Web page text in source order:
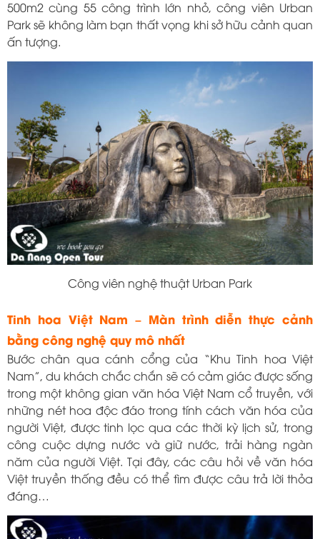
500m2 cùng 55 công trình lớn nhỏ, công viên Urban
Park sẽ không làm bạn thất vọng khi sở hữu cảnh quan
ấn tượng.
Công viên nghệ thuật Urban Park
Tinh hoa Việt Nam – Màn trình diễn thực cảnh
bằng công nghệ quy mô nhất
Bước chân qua cánh cổng của “Khu Tinh hoa Việt
Nam”, du khách chắc chắn sẽ có cảm giác được sống
trong một không gian văn hóa Việt Nam cổ truyền, với
những nét hoa độc đáo trong tính cách văn hóa của
người Việt, được tinh lọc qua các thời kỳ lịch sử, trong
công cuộc dựng nước và giữ nước, trải hàng ngàn
năm của người Việt. Tại đây, các câu hỏi về văn hóa
Việt truyền thống đều có thể tìm được câu trả lời thỏa
đáng…